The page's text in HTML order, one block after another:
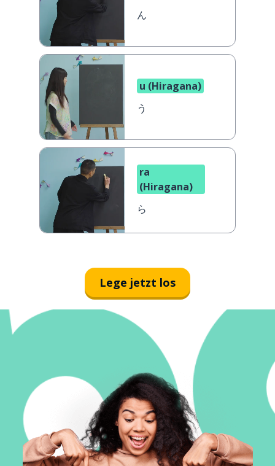
ん
u (Hiragana)
う
ra
(Hiragana)
ら
Lege jetzt los